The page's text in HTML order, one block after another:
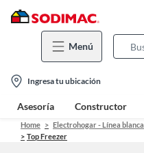
Menú
location-
icon
Ingresa tu ubicación
Asesoría Constructor
Home Electrohogar - Línea blanca
Top Freezer